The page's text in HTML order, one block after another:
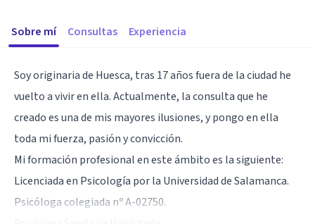
Sobre mí Consultas Experiencia
Soy originaria de Huesca, tras 17 años fuera de la ciudad he
vuelto a vivir en ella. Actualmente, la consulta que he
creado es una de mis mayores ilusiones, y pongo en ella
toda mi fuerza, pasión y convicción.
Mi formación profesional en este ámbito es la siguiente:
Licenciada en Psicología por la Universidad de Salamanca.
Psicóloga colegiada nº A-02750.